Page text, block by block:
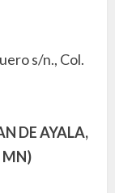
s/n., Col.
DE AYALA,
MN)